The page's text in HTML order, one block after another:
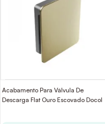
Acabamento Para Válvula De
Descarga Flat Ouro Escovado Docol